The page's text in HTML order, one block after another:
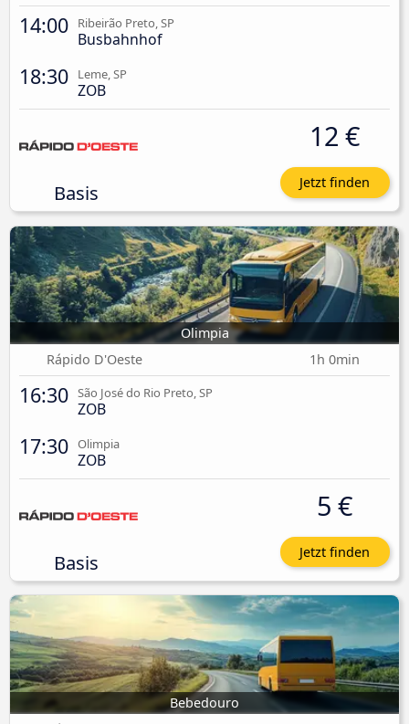
14:00 Ribeirão Preto, SP
Busbahnhof
18:30 Leme, SP
ZOB
Basis
12 €
Jetzt finden
Olimpia
Rápido D'Oeste
1h 0min
16:30 São José do Rio Preto, SP
ZOB
17:30 Olimpia
ZOB
Basis
5 €
Jetzt finden
Bebedouro